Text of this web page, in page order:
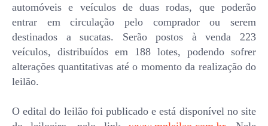
automóveis e veículos de duas rodas, que poderão
entrar em circulação pelo comprador ou serem
destinados a sucatas. Serão postos à venda 223
veículos, distribuídos em 188 lotes, podendo sofrer
alterações quantitativas até o momento da realização do
leilão.
O edital do leilão foi publicado e está disponível no site